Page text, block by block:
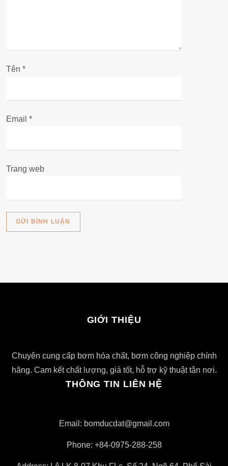
ế
Tên *
Email *
Trang web
GIỚI THIỆU
Chuyên cung cấp bơm hóa chất, bơm công nghiệp chính
hãng. Cam kết chất lượng, giá tốt, hỗ trợ kỹ thuật tận nơi.
THÔNG TIN LIÊN HỆ
Email: bomducdat@gmail.com
Phone: +84-0975-288-258